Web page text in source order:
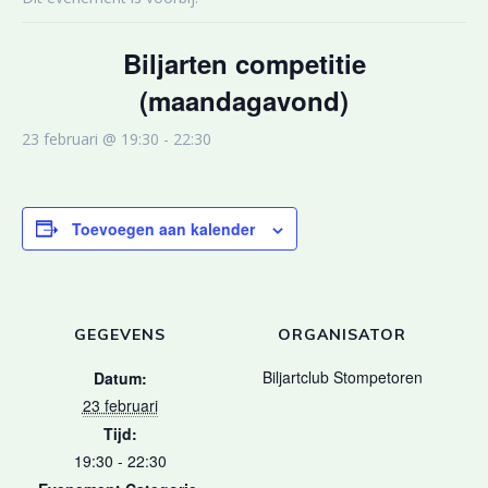
Biljarten competitie
(maandagavond)
23 februari @ 19:30 - 22:30
Toevoegen aan kalender
GEGEVENS
Datum:
23 februari
Tijd:
19:30 - 22:30
ORGANISATOR
Biljartclub Stompetoren